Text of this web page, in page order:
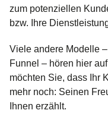
zum potenziellen
bzw. Ihre
Viele andere Modelle
Funnel – hören hier
möchten Sie, dass Ihr
mehr noch: Seinen
Ihnen erzählt.